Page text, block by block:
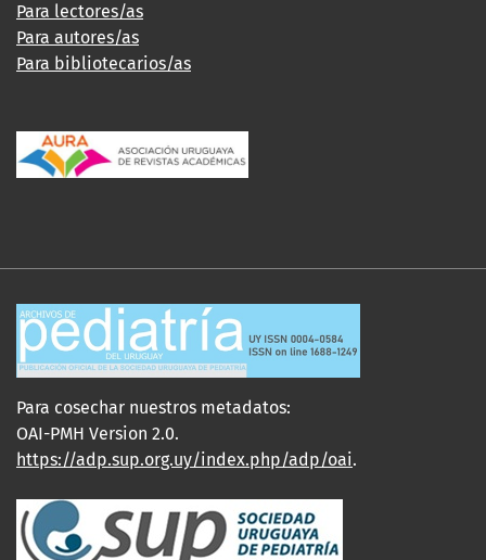
Para lectores/as
Para autores/as
Para bibliotecarios/as
Para cosechar nuestros metadatos:
OAI-PMH Version 2.0.
https://adp.sup.org.uy/index.php/adp/oai.